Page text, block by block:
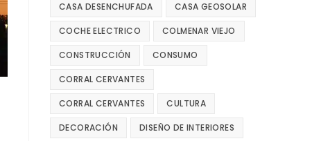
CASA DESENCHUFADA CASA GEOSOLAR
COCHE ELECTRICO COLMENAR VIEJO
CONSTRUCCIÓN CONSUMO
CORRAL CERVANTES
CORRAL CERVANTES CULTURA
DECORACIÓN DISEÑO DE INTERIORES